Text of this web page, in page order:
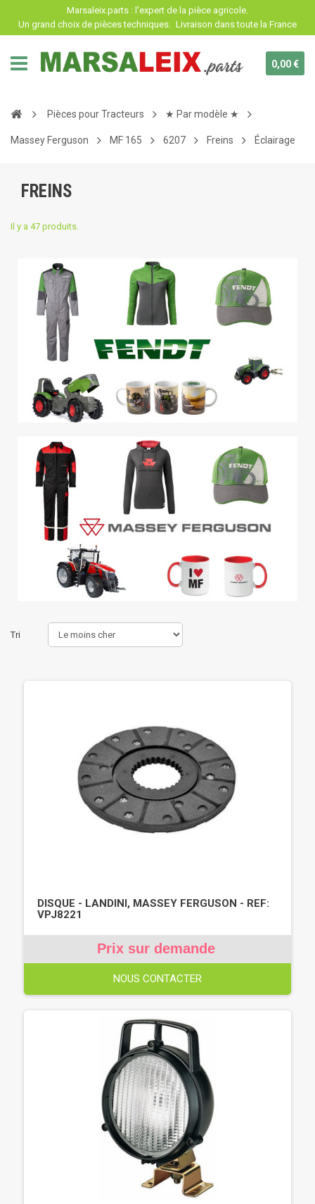
Marsaleix.parts : l'expert de la pièce agricole.
Un grand choix de pièces techniques. Livraison dans toute la France
0,00 €
Pièces pour Tracteurs ★ Par modèle ★
Massey Ferguson MF 165 6207 Freins Éclairage
FREINS
Il y a 47 produits.
Tri
DISQUE - LANDINI, MASSEY FERGUSON - REF:
VPJ8221
Prix sur demande
NOUS CONTACTER
Panneau de gestion des cookies